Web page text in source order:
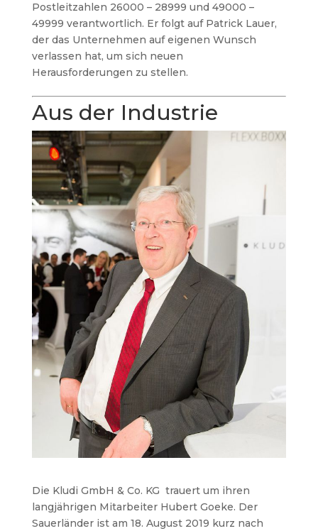
Postleitzahlen 26000 – 28999 und 49000 –
49999 verantwortlich. Er folgt auf Patrick Lauer,
der das Unternehmen auf eigenen Wunsch
verlassen hat, um sich neuen
Herausforderungen zu stellen.
Aus der Industrie
Die Kludi GmbH & Co. KG trauert um ihren
langjährigen Mitarbeiter Hubert Goeke. Der
Sauerländer ist am 18. August 2019 kurz nach